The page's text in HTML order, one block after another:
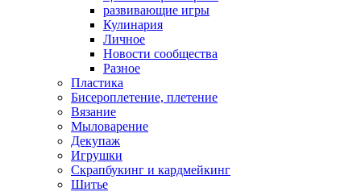
развивающие игры
Кулинария
Личное
Новости сообщества
Разное
Пластика
Бисероплетение, плетение
Вязание
Мыловарение
Декупаж
Игрушки
Скрапбукинг и кардмейкинг
Шитье